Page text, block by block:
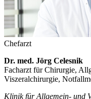
Chefarzt
Dr. med. Jörg Celesnik
Facharzt für Chirurgie,
Viszeralchirurgie,
Klinik für Allgemein- und